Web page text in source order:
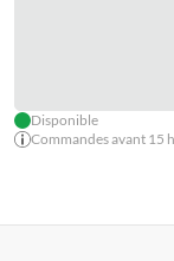
Disponible
Commandes avant 15